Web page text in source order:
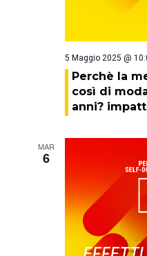
5 Maggio 2025 @
Perchè la
così di
anni?
MAR
6